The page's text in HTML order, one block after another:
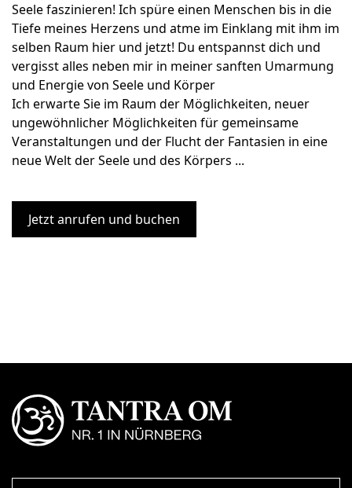
Seele faszinieren! Ich spüre einen Menschen bis in die
Tiefe meines Herzens und atme im Einklang mit ihm im
selben Raum hier und jetzt! Du entspannst dich und
vergisst alles neben mir in meiner sanften Umarmung
und Energie von Seele und Körper
Ich erwarte Sie im Raum der Möglichkeiten, neuer
ungewöhnlicher Möglichkeiten für gemeinsame
Veranstaltungen und der Flucht der Fantasien in eine
neue Welt der Seele und des Körpers ...
Jetzt anrufen und buchen